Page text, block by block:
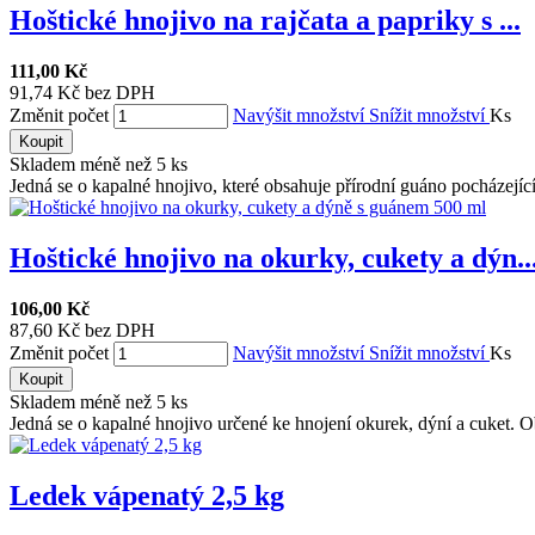
Hoštické hnojivo na rajčata a papriky s ...
111,00 Kč
91,74 Kč bez DPH
Změnit počet
Navýšit množství Snížit množstvíKs
Koupit
Skladem méně než 5 ks
Jedná se o kapalné hnojivo, které obsahuje přírodní guáno
Hoštické hnojivo na okurky, cukety a
106,00 Kč
87,60 Kč bez DPH
Změnit počet
Navýšit množství Snížit množstvíKs
Koupit
Skladem méně než 5 ks
Jedná se o kapalné hnojivo určené ke hnojení okurek, dýní a cuket.
Ledek vápenatý 2,5 kg